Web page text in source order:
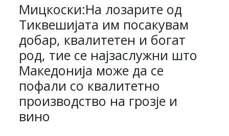
Мицкоски:На лозарите од
Тиквешијата им посакувам
добар, квалитетен и богат
род, тие се најзаслужни што
Македонија може да се
пофали со квалитетно
производство на грозје и
вино